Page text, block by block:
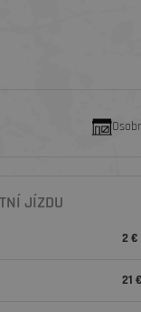
JÍZDU
2 €
21 €